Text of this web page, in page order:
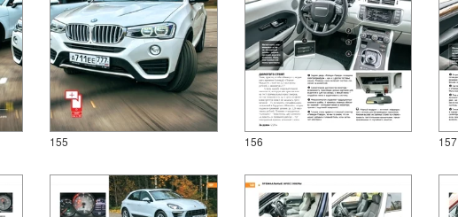
155 156 157